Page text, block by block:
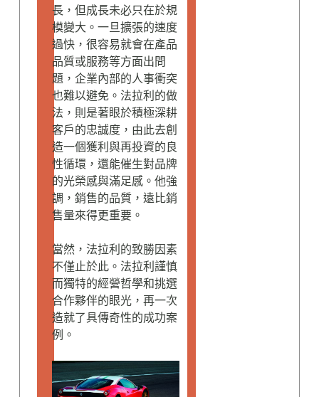
長，但成長未必只在於規
模變大。一旦擴張的速度
過快，很容易就會在產品
品質或服務等方面出問
題，企業內部的人事衝突
也難以避免。法拉利的做
法，則是著眼於積極深耕
客戶的忠誠度，由此去創
造一個獲利與再投資的良
性循環，還能催生對品牌
的光榮感與滿足感。他強
調，銷售的品質，遠比銷
售量來得更重要。
當然，法拉利的致勝因素
不僅止於此。法拉利謹慎
而獨特的經營哲學和挑選
合作夥伴的眼光，再一次
造就了具傳奇性的成功案
例。